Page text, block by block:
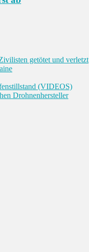
getötet und verletzt
(VIDEOS)
Drohnenhersteller